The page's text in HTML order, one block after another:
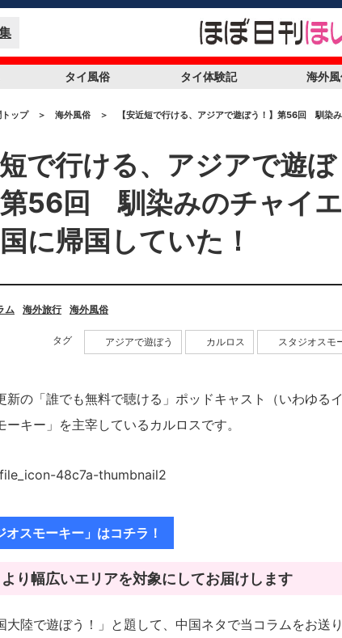
タイ風俗 タイ体験記 海外
ップ ＞ 海外風俗 ＞ 【安近短で行ける、アジアで遊ぼう！】第56回 馴染
短で行ける、アジアで遊ぼ
第56回 馴染みのチャイ
に帰国していた！
ム 海外旅行 海外風俗
タグ アジアで遊ぼう カルロス スタジオスモ
新の「誰でも無料で聴ける」ポッドキャスト（いわゆる
ーキー」を主宰しているカルロスです。
オスモーキー」はコチラ！
り幅広いエリアを対象にしてお届けします
大陸で遊ぼう！」と題して、中国ネタで当コラムをお送